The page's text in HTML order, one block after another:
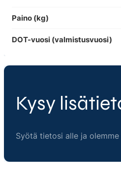
Paino (kg)
DOT-vuosi (valmistusvuosi)
Kysy
Syötä tietosi alle ja